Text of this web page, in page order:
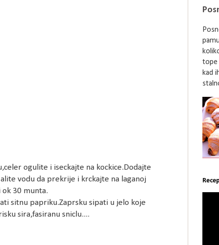
ogulite i iseckajte na kockice.Dodajte
vodu da prekrije i krckajte na laganoj
30 munta.
sitnu papriku.Zaprsku sipati u jelo koje
sira,fasiranu sniclu....
tope
kad